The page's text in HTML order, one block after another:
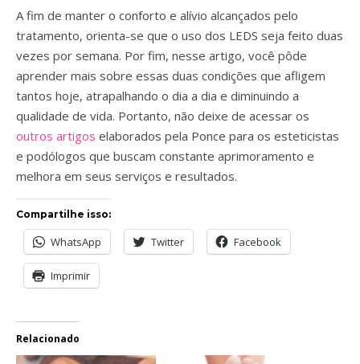
A fim de manter o conforto e alívio alcançados pelo
tratamento, orienta-se que o uso dos LEDS seja feito duas
vezes por semana. Por fim, nesse artigo, você pôde
aprender mais sobre essas duas condições que afligem
tantos hoje, atrapalhando o dia a dia e diminuindo a
qualidade de vida. Portanto, não deixe de acessar os
outros artigos elaborados pela Ponce para os esteticistas
e podólogos que buscam constante aprimoramento e
melhora em seus serviços e resultados.
Compartilhe isso:
WhatsApp Twitter Facebook
Imprimir
Relacionado